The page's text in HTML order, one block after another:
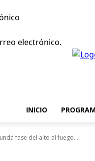
electrónico.
INICIO
fase del alto al fuego...